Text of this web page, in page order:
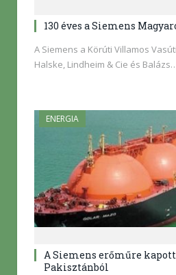
130 éves a Siemens
A Siemens a Körúti Villamos
Halske, Lindheim & Cie és
ENERGIA
A Siemens erőműre
Pakisztánból